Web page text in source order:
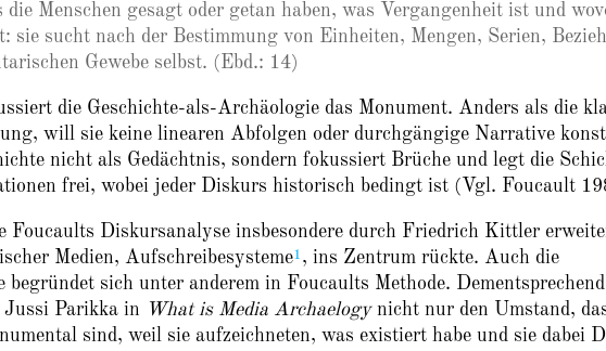
die Menschen gesagt oder getan haben, was Vergangenheit ist und
sie sucht nach der Bestimmung von Einheiten, Mengen, Serien,
Gewebe selbst. (Ebd.: 14)
die Geschichte-als-Archäologie das Monument. Anders als die
will sie keine linearen Abfolgen oder durchgängige Narrative
nicht als Gedächtnis, sondern fokussiert Brüche und legt die
frei, wobei jeder Diskurs historisch bedingt ist (Vgl. Foucault
Foucaults Diskursanalyse insbesondere durch Friedrich Kittler
Medien, Aufschreibesysteme1 , ins Zentrum rückte. Auch die
begründet sich unter anderem in Foucaults Methode.
Jussi Parikka in
What is Media Archaelogynicht nur den Umstand,
sind, weil sie aufzeichneten, was existiert habe und sie dabei